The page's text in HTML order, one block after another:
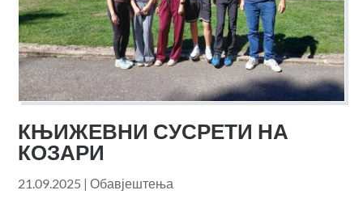
КЊИЖЕВНИ СУСРЕТИ НА
КОЗАРИ
21.09.2025 |Обавјештења